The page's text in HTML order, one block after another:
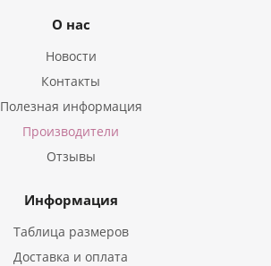
О нас
Новости
Контакты
Полезная информация
Производители
Отзывы
Информация
Таблица размеров
Доставка и оплата